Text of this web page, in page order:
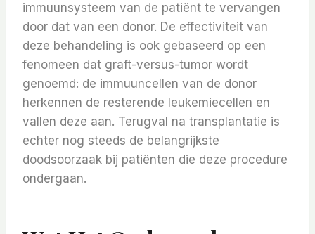
immuunsysteem van de patiënt te vervangen
door dat van een donor. De effectiviteit van
deze behandeling is ook gebaseerd op een
fenomeen dat graft-versus-tumor wordt
genoemd: de immuuncellen van de donor
herkennen de resterende leukemiecellen en
vallen deze aan. Terugval na transplantatie is
echter nog steeds de belangrijkste
doodsoorzaak bij patiënten die deze procedure
ondergaan.